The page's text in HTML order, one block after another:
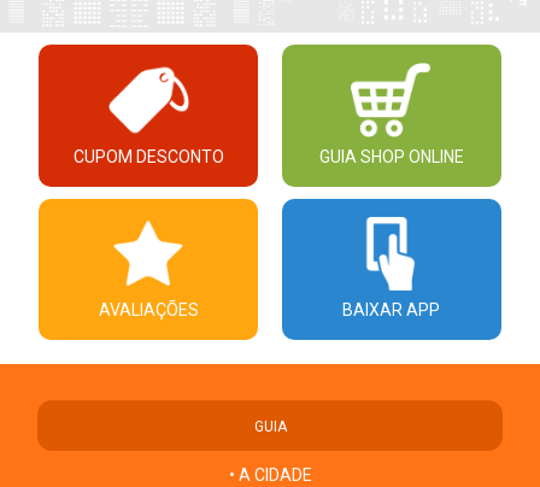
CUPOM DESCONTO GUIA SHOP ONLINE
AVALIAÇÕES BAIXAR APP
GUIA
• A CIDADE